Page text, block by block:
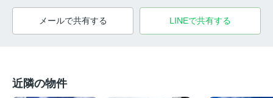
メールで共有する LINEで共有する
近隣の物件